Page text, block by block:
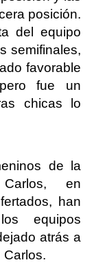
posición.
del equipo
semifinales,
favorable
fue un
chicas lo
de la
en
han
equipos
atrás a
Carlos.